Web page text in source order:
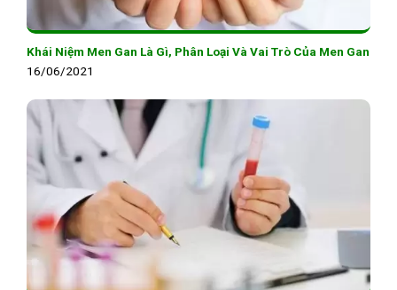
Khái Niệm Men Gan Là Gì, Phân Loại Và Vai Trò Của Men Gan
16/06/2021